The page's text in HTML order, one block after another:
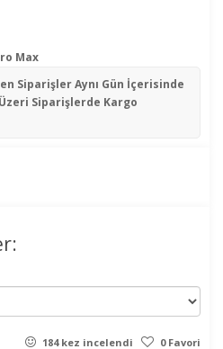
Max
SiparişlerAynı Gün İçerisinde
Siparişlerde Kargo
184 kez incelendi 0 Favori